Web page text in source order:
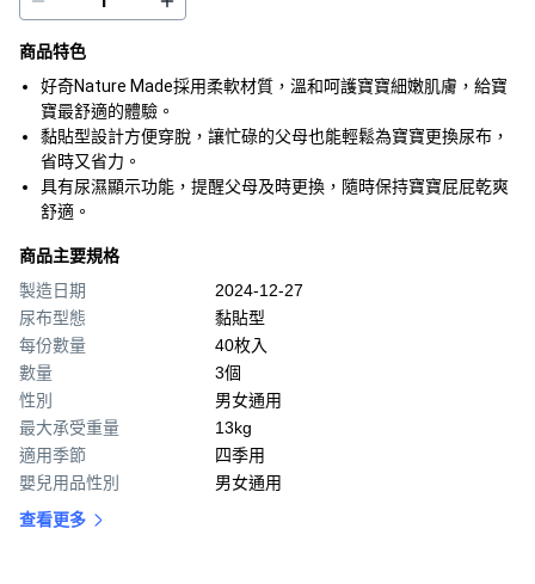
商品特色
好奇Nature Made採用柔軟材質，溫和呵護寶寶細嫩肌膚，給寶
寶最舒適的體驗。
黏貼型設計方便穿脫，讓忙碌的父母也能輕鬆為寶寶更換尿布，
省時又省力。
具有尿濕顯示功能，提醒父母及時更換，隨時保持寶寶屁屁乾爽
舒適。
商品主要規格
製造日期
2024-12-27
尿布型態
黏貼型
每份數量
40枚入
數量
3個
性別
男女通用
最大承受重量
13kg
適用季節
四季用
嬰兒用品性別
男女通用
查看更多